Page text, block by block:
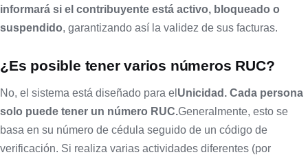
informará si el contribuyente está activo, bloqueado o
suspendido, garantizando así la validez de sus facturas.
¿Es posible tener varios números RUC?
No, el sistema está diseñado para el Unicidad. Cada persona
solo puede tener un número RUC.Generalmente, esto se
basa en su número de cédula seguido de un código de
verificación. Si realiza varias actividades diferentes (por